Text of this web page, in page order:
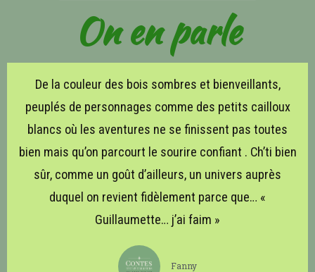
On en parle
De la couleur des bois sombres et bienveillants,
peuplés de personnages comme des petits cailloux
blancs où les aventures ne se finissent pas toutes
bien mais qu’on parcourt le sourire confiant . Ch’ti bien
sûr, comme un goût d’ailleurs, un univers auprès
duquel on revient fidèlement parce que… «
Guillaumette… j’ai faim »
Fanny